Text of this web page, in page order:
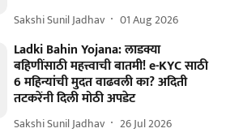
Sakshi Sunil Jadhav 01 Aug 2026
Ladki Bahin Yojana: लाडक्या
बहि‍णींसाठी महत्त्वाची बातमी! e-KYC साठी
6 महिन्यांची मुदत वाढवली का? अदिती
तटकरेंनी दिली मोठी अपडेट
Sakshi Sunil Jadhav 26 Jul 2026